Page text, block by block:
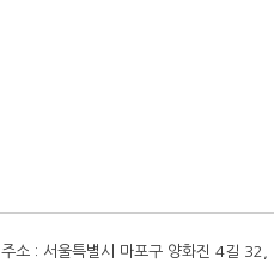
주소 : 서울특별시 마포구 양화진 4길